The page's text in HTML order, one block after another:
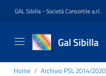
GAL Sibilla - Società Consortile a.r.l.
Gal Sibilla
Home Archivio PSL 2014/2020